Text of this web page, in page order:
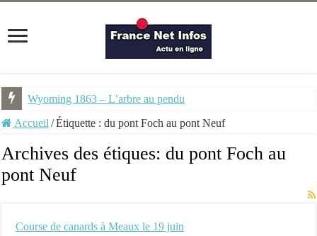
Wyoming 1863 – L’arbre au pendu
Accueil /Étiquette :du pont Foch au pont Neuf
Archives des étiques: du pont Foch au
pont Neuf
Course de canards à Meaux le 19 juin